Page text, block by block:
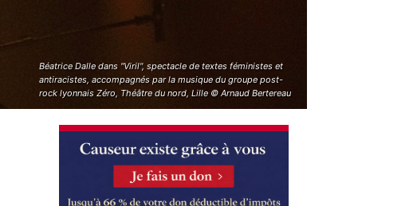
Béatrice Dalle dans "Viril", spectacle de textes féministes et
antiracistes, accompagnés par la musique du groupe post-
rock lyonnais Zéro, Théâtre du nord, Lille © Arnaud Bertereau